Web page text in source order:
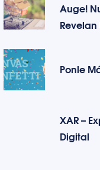
Auge!
Revelan
Ponle
XAR –
Digital